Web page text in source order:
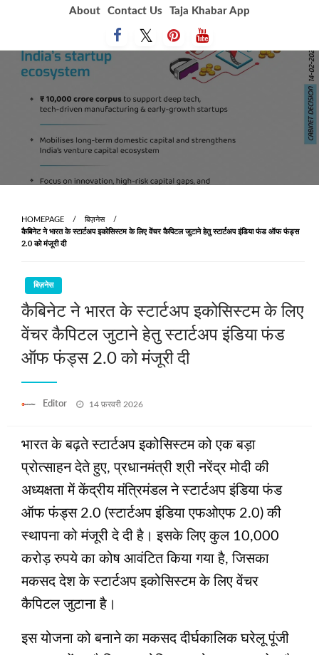
About Contact Us Taja Khabar App
HOMEPAGE
बिज़नेस
कैबिनेट ने भारत के स्टार्टअप इकोसिस्टम के लिए वेंचर कैपिटल जुटाने हेतु स्टार्टअप इंडिया फंड ऑफ फंड्स
2.0 को मंजूरी दी
बिज़नेस
कैबिनेट ने भारत के स्टार्टअप इकोसिस्टम के लिए
वेंचर कैपिटल जुटाने हेतु स्टार्टअप इंडिया फंड
ऑफ फंड्स 2.0 को मंजूरी दी
Editor
Posted
14 फ़रवरी 2026
भारत के बढ़ते स्टार्टअप इकोसिस्टम को एक बड़ा
प्रोत्साहन देते हुए, प्रधानमंत्री श्री नरेंद्र मोदी की
अध्यक्षता में केंद्रीय मंत्रिमंडल ने स्टार्टअप इंडिया फंड
ऑफ फंड्स 2.0 (स्टार्टअप इंडिया एफओएफ 2.0) की
स्थापना को मंजूरी दे दी है। इसके लिए कुल 10,000
करोड़ रुपये का कोष आवंटित किया गया है, जिसका
मकसद देश के स्टार्टअप इकोसिस्टम के लिए वेंचर
कैपिटल जुटाना है।
इस योजना को बनाने का मकसद दीर्घकालिक घरेलू पूंजी